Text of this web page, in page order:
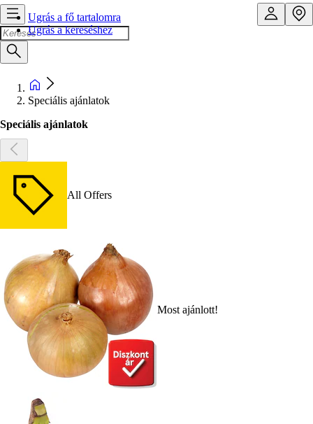
Ugrás a fő tartalomra
Ugrás a kereséshez
Speciális ajánlatok
Speciális ajánlatok
All Offers
Most ajánlott!